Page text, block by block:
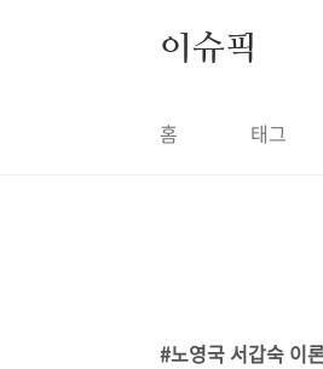
이슈픽
홈 태그
노영국 서갑숙 이